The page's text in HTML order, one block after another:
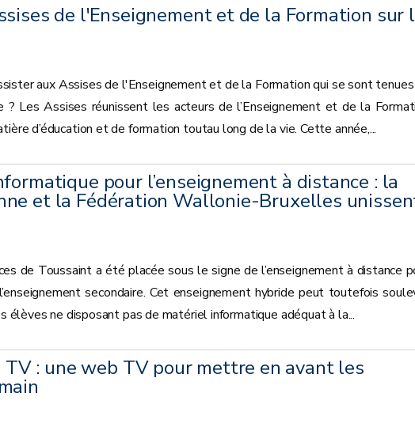
de l'Enseignement et de la Formation sur
aux Assises de l'Enseignement et de la Formation qui se sont
Les Assises réunissent les acteurs de l’Enseignement et de la
d’éducation et de formation toutau long de la vie. Cette année,...
pour l’enseignement à distance : la
et la Fédération Wallonie-Bruxelles
de Toussaint a été placée sous le signe de l’enseignement à distance
secondaire. Cet enseignement hybride peut toutefois
élèves ne disposant pas de matériel informatique adéquat à la...
TV : une web TV pour mettre en avant les